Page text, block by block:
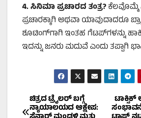
4.ಸಿನಿಮಾ ಪ್ರಚಾರದ ತಂತ್ರ?
ಪ್ರಚಾರಕ್ಕಾಗಿ ಅಥವಾ ಯಾವುದಾದರೂ
ಶೂಟಿಂಗ್‌ಗಾಗಿ ಇಂತಹ ಗೆಟಪ್‌ಗಳನ್ನು
ಇದನ್ನು ಜನರು ಮದುವೆ ಎಂದು ತಪ್ಪಾಗಿ
Post ಟಾಕ್ಸಿಕ್
ಚಿತ್ರದ ಟ್ರೈಲರ್ ಬಗ್ಗೆ
ನ್ಯಾಯಾಲಯದ ಆಕ್ಷೇಪ: